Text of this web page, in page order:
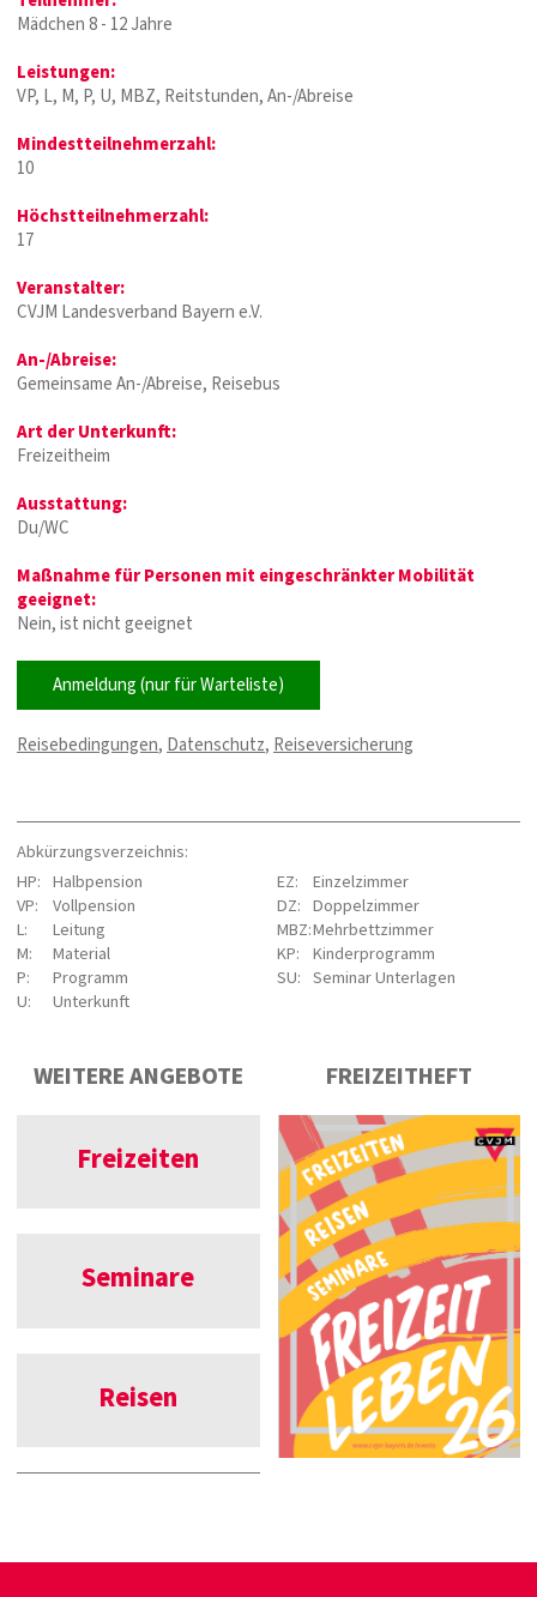
Mädchen 8 - 12 Jahre
Leistungen:
VP, L, M, P, U, MBZ, Reitstunden, An-/Abreise
Mindestteilnehmerzahl:
10
Höchstteilnehmerzahl:
17
Veranstalter:
CVJM Landesverband Bayern e.V.
An-/Abreise:
Gemeinsame An-/Abreise, Reisebus
Art der Unterkunft:
Freizeitheim
Ausstattung:
Du/WC
Maßnahme für Personen mit eingeschränkter Mobilität
geeignet:
Nein, ist nicht geeignet
Anmeldung (nur für Warteliste)
Reisebedingungen,Datenschutz,Reiseversicherung
Abkürzungsverzeichnis:
HP: Halbpension
VP:
Vollpension
L:
Leitung
M:
Material
P:
Programm
U:
Unterkunft
EZ:
Einzelzimmer
DZ: Doppelzimmer
MBZ:Mehrbettzimmer
KP: Kinderprogramm
SU: Seminar Unterlagen
WEITERE ANGEBOTE
Freizeiten
Seminare
Reisen
FREIZEITHEFT